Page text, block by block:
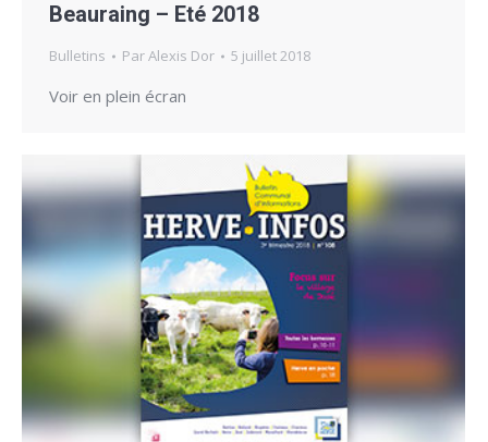
Beauraing – Eté 2018
Bulletins ParAlexis Dor 5 juillet 2018
Voir en plein écran